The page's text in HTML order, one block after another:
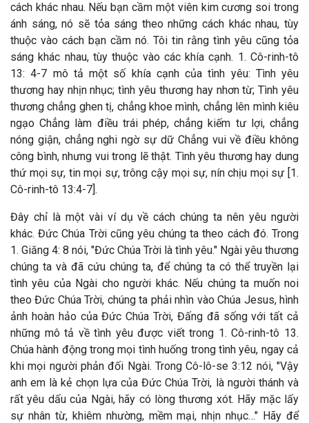
cách khác nhau. Nếu bạn cầm một viên kim cương soi trong
ánh sáng, nó sẽ tỏa sáng theo những cách khác nhau, tùy
thuộc vào cách bạn cầm nó. Tôi tin rằng tình yêu cũng tỏa
sáng khác nhau, tùy thuộc vào các khía cạnh. 1. Cô-rinh-tô
13: 4-7 mô tả một số khía cạnh của tình yêu: Tình yêu
thương hay nhịn nhục; tình yêu thương hay nhơn từ; Tình yêu
thương chẳng ghen tị, chẳng khoe mình, chẳng lên mình kiêu
ngạo Chẳng làm điều trái phép, chẳng kiếm tư lợi, chẳng
nóng giận, chẳng nghi ngờ sự dữ Chẳng vui về điều không
công bình, nhưng vui trong lẽ thật. Tình yêu thương hay dung
thứ mọi sự, tin mọi sự, trông cậy mọi sự, nín chịu mọi sự [1.
Cô-rinh-tô 13:4-7].
Đây chỉ là một vài ví dụ về cách chúng ta nên yêu người
khác. Đức Chúa Trời cũng yêu chúng ta theo cách đó. Trong
1. Giăng 4: 8 nói, "Đức Chúa Trời là tình yêu." Ngài yêu thương
chúng ta và đã cứu chúng ta, để chúng ta có thể truyền lại
tình yêu của Ngài cho người khác. Nếu chúng ta muốn noi
theo Đức Chúa Trời, chúng ta phải nhìn vào Chúa Jesus, hình
ảnh hoàn hảo của Đức Chúa Trời, Đấng đã sống với tất cả
những mô tả về tình yêu được viết trong 1. Cô-rinh-tô 13.
Chúa hành động trong mọi tình huống trong tình yêu, ngay cả
khi mọi người phản đối Ngài. Trong Cô-lô-se 3:12 nói, "Vậy
anh em là kẻ chọn lựa của Đức Chúa Trời, là người thánh và
rất yêu dấu của Ngài, hãy có lòng thương xót. Hãy mặc lấy
sự nhân từ, khiêm nhường, mềm mại, nhịn nhục…" Hãy để